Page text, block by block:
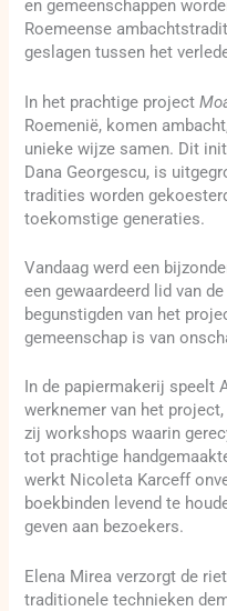
en gemeenschappen
Roemeense
geslagen tussen het
In het prachtige project
Roemenië, komen
unieke wijze samen. Dit
Dana Georgescu, is
tradities worden
toekomstige generaties.
Vandaag werd een
een gewaardeerd lid van
begunstigden van het
gemeenschap is van
In de papiermakerij speelt
werknemer van het
zij workshops waarin
tot prachtige
werkt Nicoleta Karceff
boekbinden levend te
geven aan bezoekers.
Elena Mirea verzorgt de
traditionele technieken